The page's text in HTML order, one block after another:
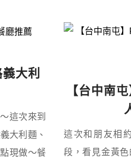
大利
這次來到
大利麵、
現做～餐
【台中南
這次和朋友相
段，看見金黃